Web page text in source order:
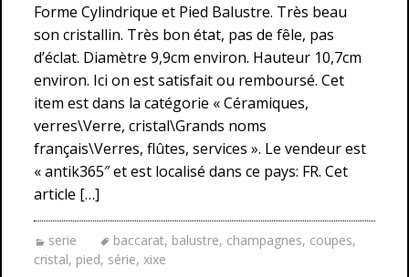
Forme Cylindrique et Pied Balustre. Très beau
son cristallin. Très bon état, pas de fêle, pas
d’éclat. Diamètre 9,9cm environ. Hauteur 10,7cm
environ. Ici on est satisfait ou remboursé. Cet
item est dans la catégorie « Céramiques,
verres\Verre, cristal\Grands noms
français\Verres, flûtes, services ». Le vendeur est
« antik365″ et est localisé dans ce pays: FR. Cet
article […]
serie baccarat, balustre, champagnes, coupes,
cristal, pied, série, xixe